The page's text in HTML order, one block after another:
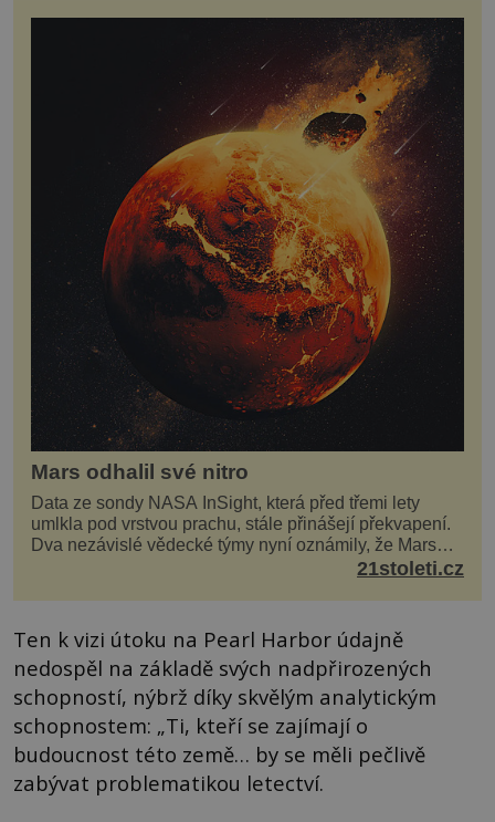
Mars odhalil své nitro
Data ze sondy NASA InSight, která před třemi lety
umlkla pod vrstvou prachu, stále přinášejí překvapení.
Dva nezávislé vědecké týmy nyní oznámily, že Mars
má nejen plášť plný trosek z dávných impaktů,...21stoleti.cz
Ten k vizi útoku na Pearl Harbor údajně
nedospěl na základě svých nadpřirozených
schopností, nýbrž díky skvělým analytickým
schopnostem: „Ti, kteří se zajímají o
budoucnost této země… by se měli pečlivě
zabývat problematikou letectví.